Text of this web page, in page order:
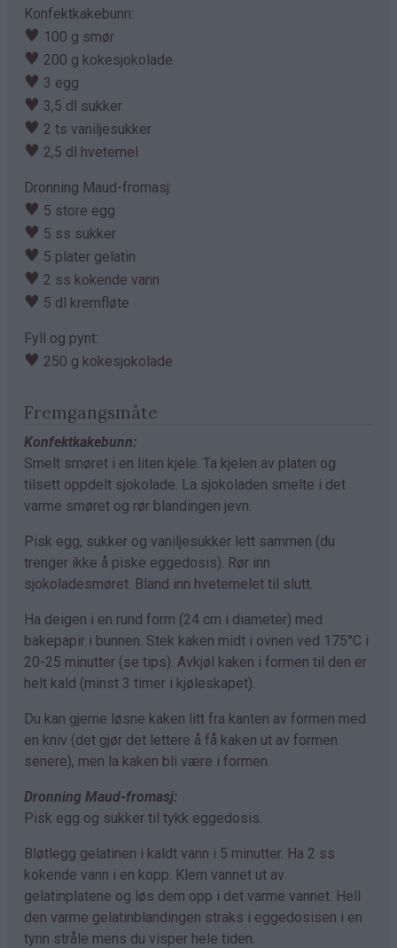
Konfektkakebunn:
♥ 100 g smør
♥ 200 g kokesjokolade
♥ 3 egg
♥ 3,5 dl sukker
♥ 2 ts vaniljesukker
♥ 2,5 dl hvetemel
Dronning Maud-fromasj:
♥ 5 store egg
♥ 5 ss sukker
♥ 5 plater gelatin
♥ 2 ss kokende vann
♥ 5 dl kremfløte
Fyll og pynt:
♥ 250 g kokesjokolade
Fremgangsmåte
Konfektkakebunn:
Smelt smøret i en liten kjele. Ta kjelen av platen og
tilsett oppdelt sjokolade. La sjokoladen smelte i det
varme smøret og rør blandingen jevn.
Pisk egg, sukker og vaniljesukker lett sammen (du
trenger ikke å piske eggedosis). Rør inn
sjokoladesmøret. Bland inn hvetemelet til slutt.
Ha deigen i en rund form (24 cm i diameter) med
bakepapir i bunnen. Stek kaken midt i ovnen ved 175°C i
20-25 minutter (se tips). Avkjøl kaken i formen til den er
helt kald (minst 3 timer i kjøleskapet).
Du kan gjerne løsne kaken litt fra kanten av formen med
en kniv (det gjør det lettere å få kaken ut av formen
senere), men la kaken bli være i formen.
Dronning Maud-fromasj:
Pisk egg og sukker til tykk eggedosis.
Bløtlegg gelatinen i kaldt vann i 5 minutter. Ha 2 ss
kokende vann i en kopp. Klem vannet ut av
gelatinplatene og løs dem opp i det varme vannet. Hell
den varme gelatinblandingen straks i eggedosisen i en
tynn stråle mens du visper hele tiden.